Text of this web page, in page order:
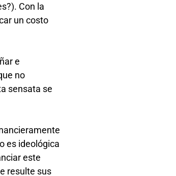
Con la
un costo
e
no
sensata se
es ideológica
este
resulte sus